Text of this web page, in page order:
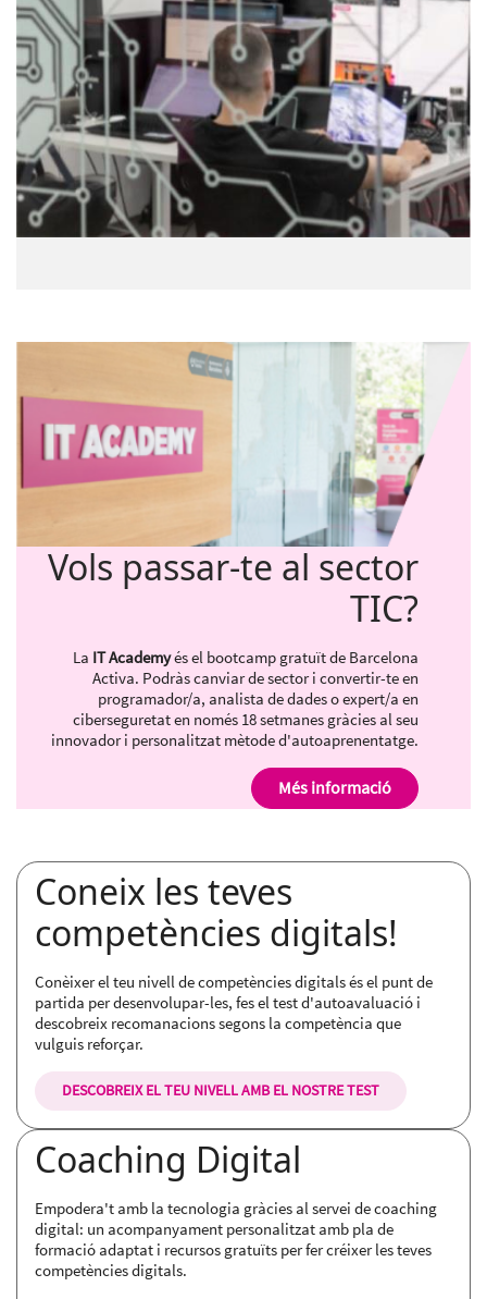
Vols passar-te al sector
TIC?
La IT Academyés el bootcamp gratuït de Barcelona
Activa. Podràs canviar de sector i convertir-te en
programador/a, analista de dades o expert/a en
ciberseguretat en només 18 setmanes gràcies al seu
innovador i personalitzat mètode d'autoaprenentatge.
Més informació
Coneix les teves
competències digitals!
Conèixer el teu nivell de competències digitals és el punt de
partida per desenvolupar-les, fes el test d'autoavaluació i
descobreix recomanacions segons la competència que
vulguis reforçar.
DESCOBREIX EL TEU NIVELL AMB EL NOSTRE TEST
Coaching Digital
Empodera't amb la tecnologia gràcies al servei de coaching
digital: un acompanyament personalitzat amb pla de
formació adaptat i recursos gratuïts per fer créixer les teves
competències digitals.